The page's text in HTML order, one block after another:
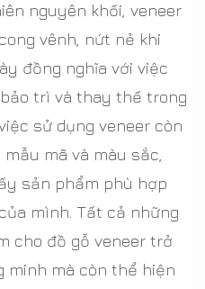
nguyên khối, veneer
vênh, nứt nẻ khi
đồng nghĩa với việc
trì và thay thế trong
sử dụng veneer còn
mã và màu sắc,
sản phẩm phù hợp
mình. Tất cả những
cho đồ gỗ veneer trở
minh mà còn thể hiện